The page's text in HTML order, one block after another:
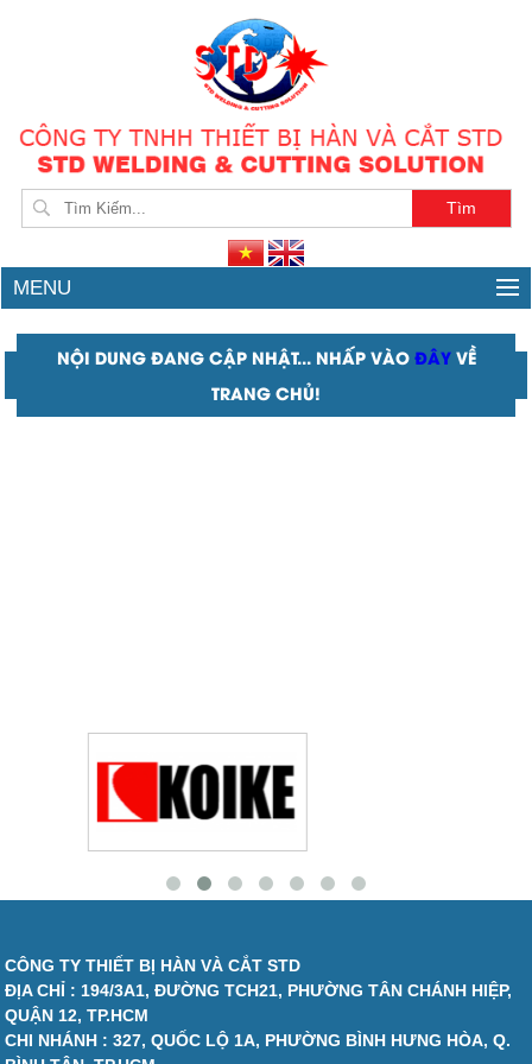
MENU
NỘI DUNG ĐANG CẬP NHẬT... NHẤP VÀOĐÂYVỀ
TRANG CHỦ!
CÔNG TY THIẾT BỊ HÀN VÀ CẮT STD
ĐỊA CHỈ : 194/3A1, ĐƯỜNG TCH21, PHƯỜNG TÂN CHÁNH HIỆP,
QUẬN 12, TP.HCM
CHI NHÁNH : 327, QUỐC LỘ 1A, PHƯỜNG BÌNH HƯNG HÒA, Q.